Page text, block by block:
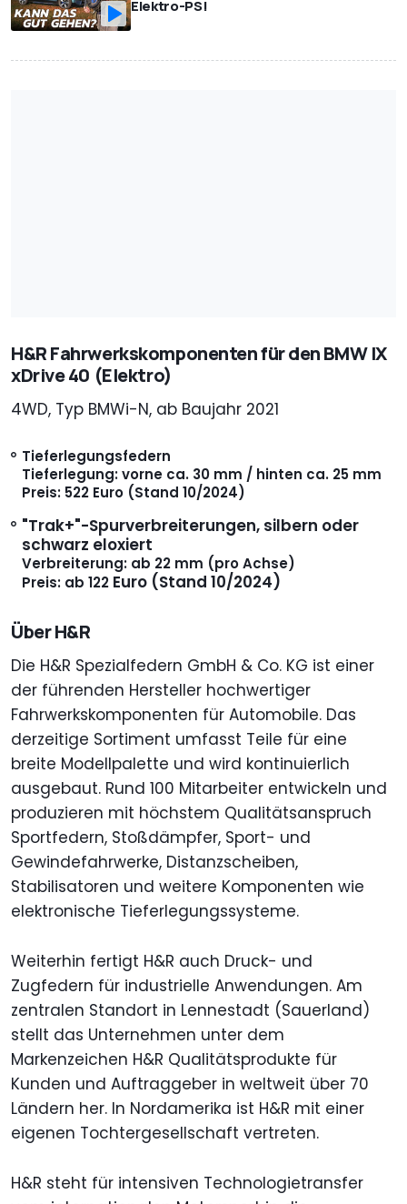
Elektro-PS!
H&R Fahrwerkskomponenten für den BMW IX
xDrive 40 (Elektro)
4WD, Typ BMWi-N, ab Baujahr 2021
Tieferlegungsfedern
Tieferlegung: vorne ca. 30 mm / hinten ca. 25 mm
Preis: 522 Euro (Stand 10/2024)
"Trak+"-Spurverbreiterungen, silbern oder
schwarz eloxiert
Verbreiterung: ab 22 mm (pro Achse)
Preis: ab 122 Euro (Stand 10/2024)
Über H&R
Die H&R Spezialfedern GmbH & Co. KG ist einer
der führenden Hersteller hochwertiger
Fahrwerkskomponenten für Automobile. Das
derzeitige Sortiment umfasst Teile für eine
breite Modellpalette und wird kontinuierlich
ausgebaut. Rund 100 Mitarbeiter entwickeln und
produzieren mit höchstem Qualitätsanspruch
Sportfedern, Stoßdämpfer, Sport- und
Gewindefahrwerke, Distanzscheiben,
Stabilisatoren und weitere Komponenten wie
elektronische Tieferlegungssysteme.
Weiterhin fertigt H&R auch Druck- und
Zugfedern für industrielle Anwendungen. Am
zentralen Standort in Lennestadt (Sauerland)
stellt das Unternehmen unter dem
Markenzeichen H&R Qualitätsprodukte für
Kunden und Auftraggeber in weltweit über 70
Ländern her. In Nordamerika ist H&R mit einer
eigenen Tochtergesellschaft vertreten.
H&R steht für intensiven Technologietransfer